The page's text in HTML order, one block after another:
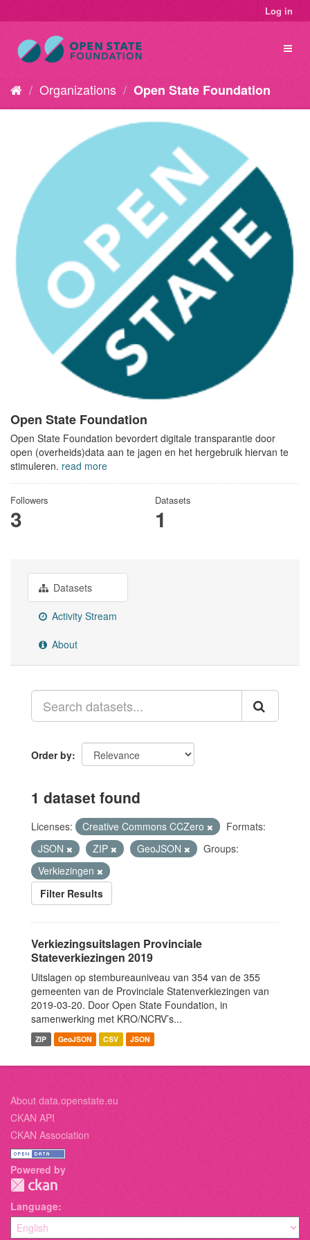
Log in
Organizations Open State Foundation
Open State Foundation
Open State Foundation bevordert digitale transparantie door
open (overheids)data aan te jagen en het hergebruik hiervan te
stimuleren. read more
Followers
3
Datasets
1
Datasets
Activity Stream
About
Order by
1 dataset found
Licenses: Creative Commons CCZero
Formats:
JSON
ZIP GeoJSON
Groups:
Verkiezingen
Filter Results
Verkiezingsuitslagen Provinciale
Stateverkiezingen 2019
Uitslagen op stembureauniveau van 354 van de 355
gemeenten van de Provinciale Statenverkiezingen van
2019-03-20. Door Open State Foundation, in
samenwerking met KRO/NCRV’s...
ZIP GeoJSON CSV JSON
About data.openstate.eu
CKAN API
CKAN Association
Powered by
Language